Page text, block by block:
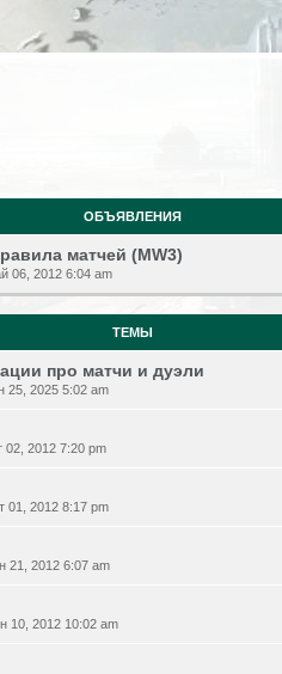
ОБЪЯВЛЕНИЯ
матчей (MW3)
06, 2012 6:04 am
ТЕМЫ
про матчи и дуэли
25, 2025 5:02 am
02, 2012 7:20 pm
01, 2012 8:17 pm
21, 2012 6:07 am
10, 2012 10:02 am